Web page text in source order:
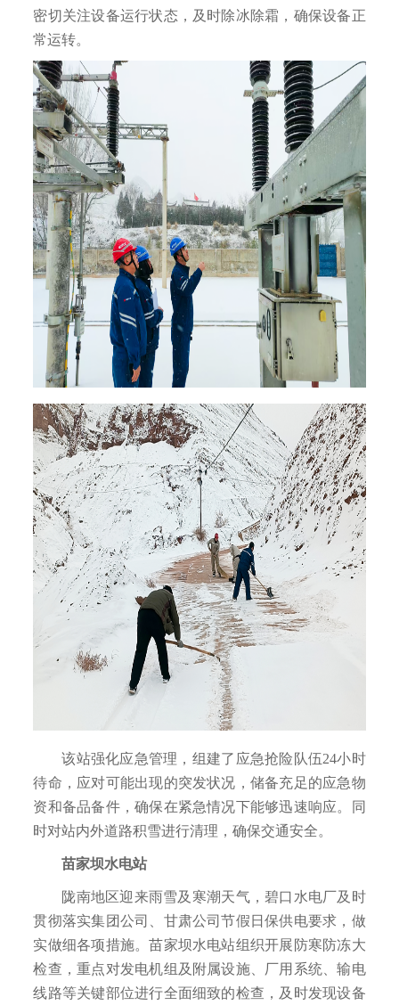
密切关注设备运行状态，及时除冰除霜，确保设备正
常运转。
该站强化应急管理，组建了应急抢险队伍24小时
待命，应对可能出现的突发状况，储备充足的应急物
资和备品备件，确保在紧急情况下能够迅速响应。同
时对站内外道路积雪进行清理，确保交通安全。
苗家坝水电站
陇南地区迎来雨雪及寒潮天气，碧口水电厂及时
贯彻落实集团公司、甘肃公司节假日保供电要求，做
实做细各项措施。苗家坝水电站组织开展防寒防冻大
检查，重点对发电机组及附属设施、厂用系统、输电
线路等关键部位进行全面细致的检查，及时发现设备